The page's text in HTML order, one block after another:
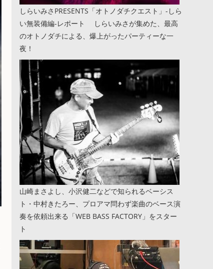
しらいみさPRESENTS「オトノダチクエスト」-しら
い無装備編-レポート しらいみさが集めた、最高
のオトノダチによる、爆上がったパーティーな一
夜！
山崎まさよし、小沢健二などで知られるベーシス
ト・中村きたろー、プロアマ問わず楽曲のベース演
奏を依頼出来る「WEB BASS FACTORY」をスター
ト